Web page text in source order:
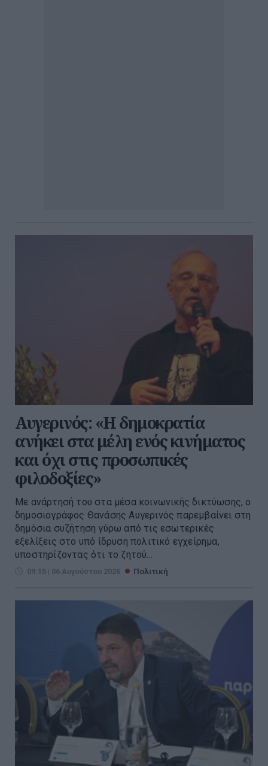
Αυγερινός: «Η δημοκρατία
ανήκει στα μέλη ενός κινήματος
και όχι στις προσωπικές
φιλοδοξίες»
Με ανάρτησή του στα μέσα κοινωνικής δικτύωσης, ο
δημοσιογράφος Θανάσης Αυγερινός παρεμβαίνει στη
δημόσια συζήτηση γύρω από τις εσωτερικές
εξελίξεις στο υπό ίδρυση πολιτικό εγχείρημα,
υποστηρίζοντας ότι το ζητού...
09:15 | 06 Αυγούστου 2026 Πολιτική